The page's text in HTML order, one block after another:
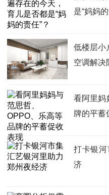
是“妈妈
低楼层小
空调解决
看阿里妈
牌的平蓄
打卡银
济